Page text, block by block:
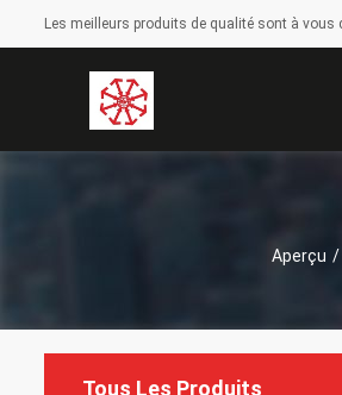
Les meilleurs produits de qualité sont à vous
Aperçu /
Tous Les Produits